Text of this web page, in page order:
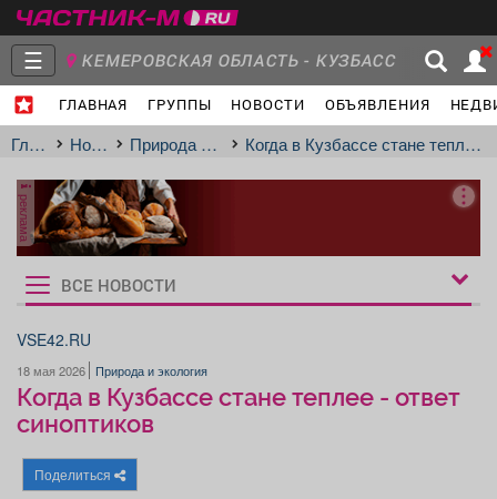
☰ КЕМЕРОВСКАЯ ОБЛАСТЬ - КУЗБАСС
ГЛАВНАЯ ГРУППЫ НОВОСТИ ОБЪЯВЛЕНИЯ
Главная
Объявления Недвижимость Услуги
Работа
Главная Новости Природа и экология Когда в Кузбассе стане теплее - ответ синоптиков
реклама
Рукбрики
новостей
ВСЕ НОВОСТИ
VSE42.RU
18 мая 2026 Природа и экология
Когда в Кузбассе стане теплее - ответ
синоптиков
Поделиться